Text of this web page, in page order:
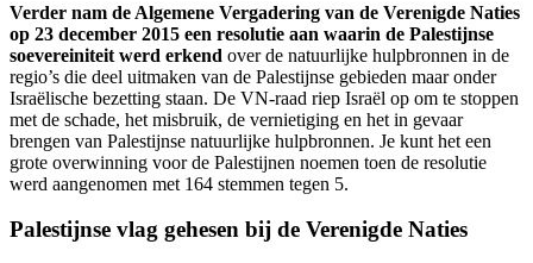
Verder nam de Algemene Vergadering van de Verenigde Naties
op 23 december 2015 een resolutie aan waarin de Palestijnse
soevereiniteit werd erkend over de natuurlijke hulpbronnen in de
regio’s die deel uitmaken van de Palestijnse gebieden maar onder
Israëlische bezetting staan. De VN-raad riep Israël op om te stoppen
met de schade, het misbruik, de vernietiging en het in gevaar
brengen van Palestijnse natuurlijke hulpbronnen. Je kunt het een
grote overwinning voor de Palestijnen noemen toen de resolutie
werd aangenomen met 164 stemmen tegen 5.
Palestijnse vlag gehesen bij de Verenigde Naties